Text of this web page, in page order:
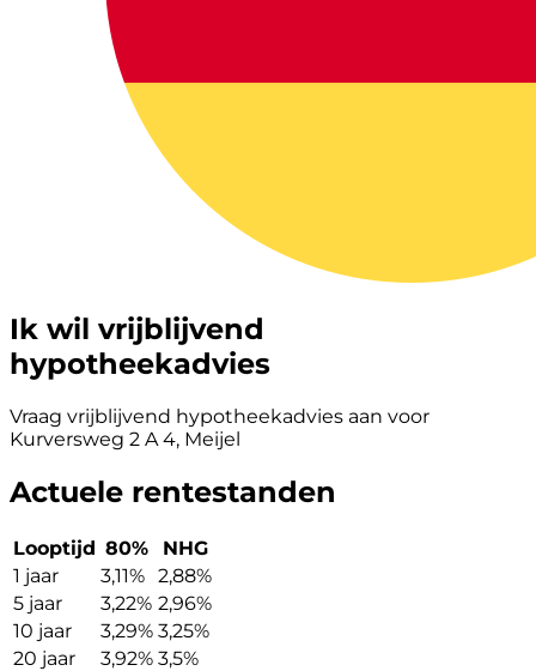
Ik wil vrijblijvend
hypotheekadvies
Vraag vrijblijvend hypotheekadvies aan voor
Kurversweg 2 A 4, Meijel
Actuele rentestanden
Looptijd 80%
NHG
1 jaar
3,11% 2,88%
5 jaar
3,22% 2,96%
10 jaar
3,29% 3,25%
20 jaar
3,92% 3,5%